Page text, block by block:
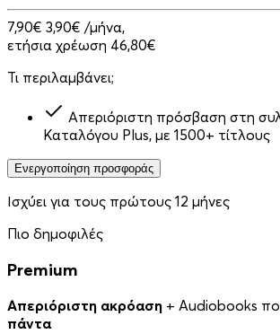
7,90€ 3,90€ /μήνα,
ετήσια χρέωση 46,80€
Τι περιλαμβάνει;
Απεριόριστη πρόσβαση στη
Καταλόγου Plus, με 1500+ τίτλους
Ενεργοποίηση προσφοράς
Ισχύει για τους πρώτους 12 μήνες
Πιο δημοφιλές
Premium
Απεριόριστη ακρόαση + Audiobooks
πάντα